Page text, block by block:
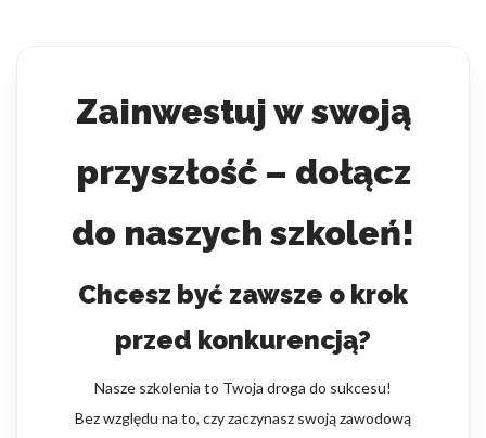
Zainwestuj w swoją
przyszłość – dołącz
do naszych szkoleń!
Chcesz być zawsze o krok
przed konkurencją?
Nasze szkolenia to Twoja droga do sukcesu!
Bez względu na to, czy zaczynasz swoją zawodową